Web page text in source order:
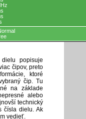
popisuje
čipov, preto
ktoré
čip. Tu
na základe
alebo
technický
čísla dielu. Ak
vedieť.